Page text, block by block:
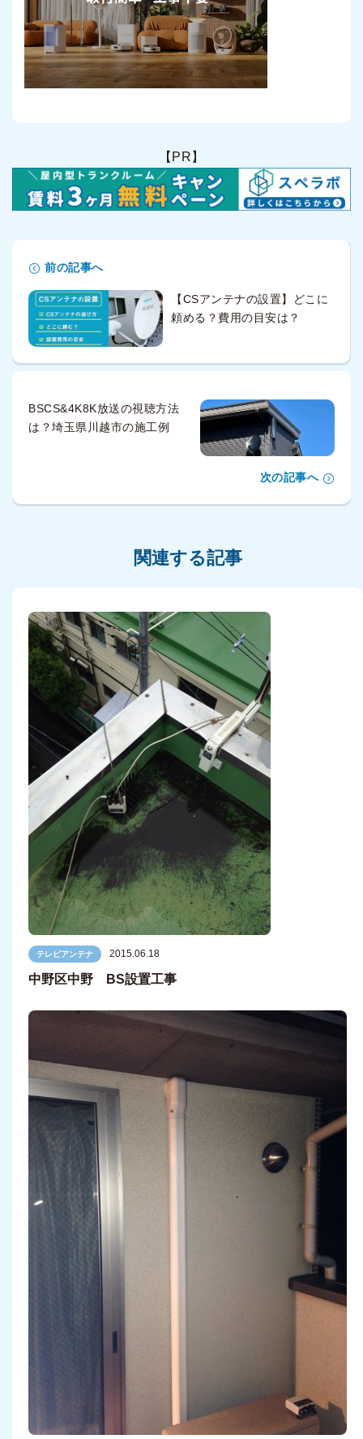
【PR】
前の記事へ
【CSアンテナの設置】どこに
頼める？費用の目安は？
BSCS&4K8K放送の視聴方法
は？埼玉県川越市の施工例
次の記事へ
関連する記事
テレビアンテナ 2015.06.18
中野区中野 BS設置工事